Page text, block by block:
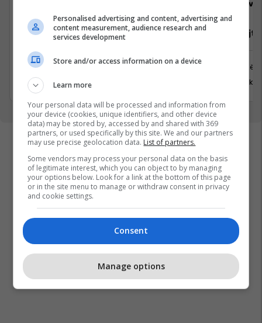
Pranues Malli
Kamenicë
31 Korrik 2026
Prishtinë
31 Korrik
Personalised advertising and content, advertising and
content measurement, audience research and
services development
Store and/or access information on a device
Learn more
Your personal data will be processed and information from
your device (cookies, unique identifiers, and other device
data) may be stored by, accessed by and shared with 369
partners, or used specifically by this site. We and our partners
may use precise geolocation data. List of partners.
Some vendors may process your personal data on the basis
of legitimate interest, which you can object to by managing
your options below. Look for a link at the bottom of this page
or in the site menu to manage or withdraw consent in privacy
and cookie settings.
Consent
Manage options